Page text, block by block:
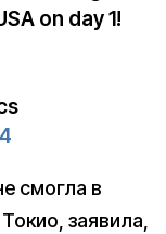
on day 1!
смогла в
заявила,